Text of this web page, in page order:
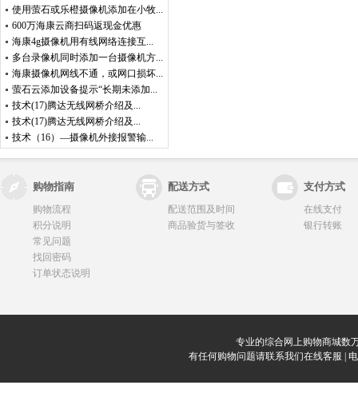
使用萤石或乐橙摄像机添加在小牧...
600万海康云商扫码返现金优惠
海康4g摄像机用有线网络连接互...
多台录像机同时添加一台摄像机方...
海康摄像机网线不通，或网口损坏...
萤石云添加设备提示“长期未添加...
技术(17)腾达无线网桥介绍及...
技术(17)腾达无线网桥介绍及...
技术（16）—摄像机外接报警输...
购物指南 配送方式 支付方式
购物流程
积分说明
常见问题
找回密码
订单状态说明
配送范围及时间
商品验货与签收
在线支付
银行转账
专业的综合网上购物商城数
有任何购物问题请联系我们在线客服 | 电